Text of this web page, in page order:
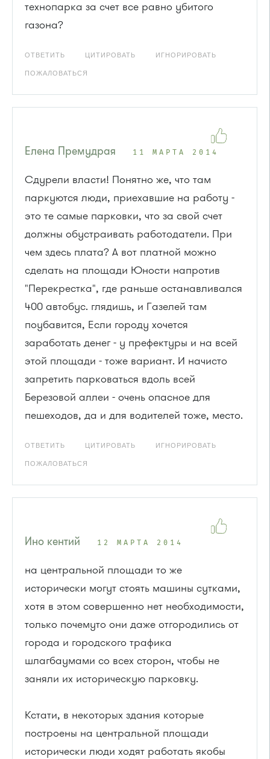
технопарка за счет все равно убитого
газона?
ОТВЕТИТЬ ЦИТИРОВАТЬ ИГНОРИРОВАТЬ
ПОЖАЛОВАТЬСЯ
Елена Премудрая 11 МАРТА 2014
Сдурели власти! Понятно же, что там
паркуются люди, приехавшие на работу -
это те самые парковки, что за свой счет
должны обустраивать работодатели. При
чем здесь плата? А вот платной можно
сделать на площади Юности напротив
"Перекрестка", где раньше останавливался
400 автобус. глядишь, и Газелей там
поубавится, Если городу хочется
заработать денег - у префектуры и на всей
этой площади - тоже вариант. И начисто
запретить парковаться вдоль всей
Березовой аллеи - очень опасное для
пешеходов, да и для водителей тоже, место.
ОТВЕТИТЬ ЦИТИРОВАТЬ ИГНОРИРОВАТЬ
ПОЖАЛОВАТЬСЯ
Ино кентий 12 МАРТА 2014
на центральной площади то же
исторически могут стоять машины сутками,
хотя в этом совершенно нет необходимости,
только почемуто они даже отгородились от
города и городского трафика
шлагбаумами со всех сторон, чтобы не
заняли их историческую парковку.
Кстати, в некоторых здания которые
построены на центральной площади
исторически люди ходят работать якобы